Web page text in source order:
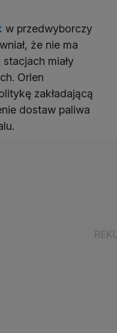
w przedwyborczy
że nie ma
miały
Orlen
zakładającą
dostaw paliwa